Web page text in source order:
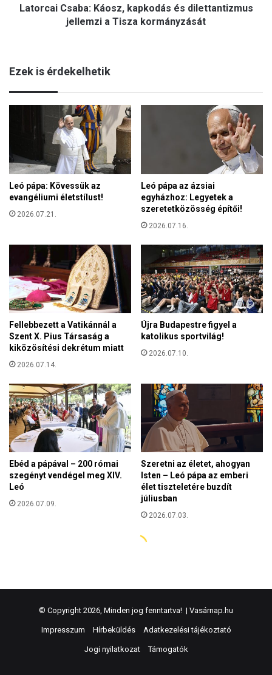
© Copyright 2026, Minden jog fenntartva! | Vasárnap.hu
Impresszum Hírbeküldés Adatkezelési tájékoztató
Jogi nyilatkozat Támogatók